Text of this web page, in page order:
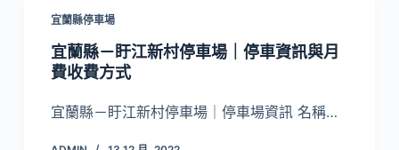
宜蘭縣停車場
宜蘭縣－盱江新村停車場｜停車資訊與月
費收費方式
宜蘭縣－盱江新村停車場｜停車場資訊 名稱…